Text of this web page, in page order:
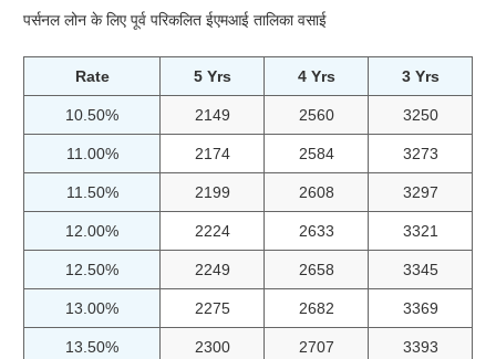
पर्सनल लोन के लिए पूर्व परिकलित ईएमआई तालिका वसाई
Rate 5 Yrs 4 Yrs 3 Yrs
10.50% 2149 2560 3250
11.00% 2174 2584 3273
11.50% 2199 2608 3297
12.00% 2224 2633 3321
12.50% 2249 2658 3345
13.00% 2275 2682 3369
13.50% 2300 2707 3393